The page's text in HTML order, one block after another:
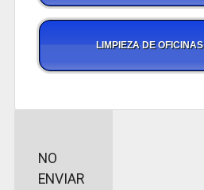
LIMPIEZA DE OFICINAS
NO
ENVIAR